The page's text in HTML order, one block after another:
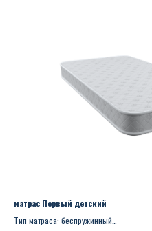
матрас Первый детский
Тип матраса: беспружинный